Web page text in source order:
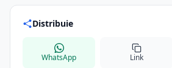
Distribuie
WhatsApp Link